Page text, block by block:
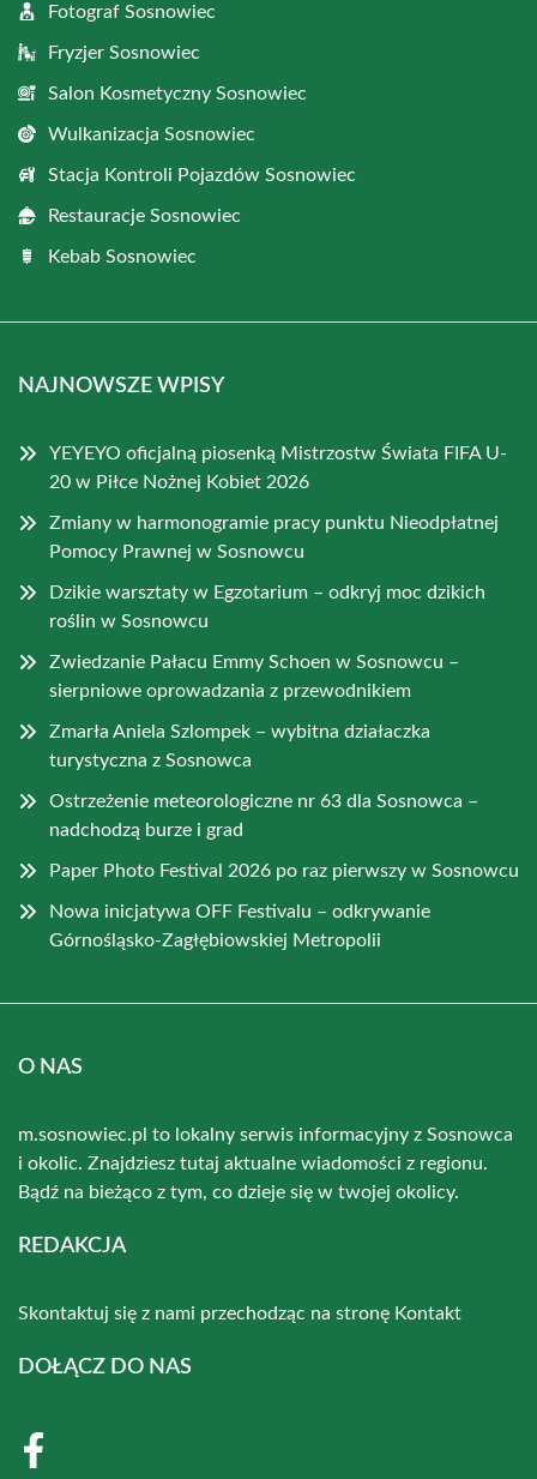
Fotograf Sosnowiec
Fryzjer Sosnowiec
Salon Kosmetyczny Sosnowiec
Wulkanizacja Sosnowiec
Stacja Kontroli Pojazdów Sosnowiec
Restauracje Sosnowiec
Kebab Sosnowiec
NAJNOWSZE WPISY
YEYEYO oficjalną piosenką Mistrzostw Świata FIFA U-
20 w Piłce Nożnej Kobiet 2026
Zmiany w harmonogramie pracy punktu Nieodpłatnej
Pomocy Prawnej w Sosnowcu
Dzikie warsztaty w Egzotarium – odkryj moc dzikich
roślin w Sosnowcu
Zwiedzanie Pałacu Emmy Schoen w Sosnowcu –
sierpniowe oprowadzania z przewodnikiem
Zmarła Aniela Szlompek – wybitna działaczka
turystyczna z Sosnowca
Ostrzeżenie meteorologiczne nr 63 dla Sosnowca –
nadchodzą burze i grad
Paper Photo Festival 2026 po raz pierwszy w Sosnowcu
Nowa inicjatywa OFF Festivalu – odkrywanie
Górnośląsko-Zagłębiowskiej Metropolii
O NAS
m.sosnowiec.pl to lokalny serwis informacyjny z Sosnowca
i okolic. Znajdziesz tutaj aktualne wiadomości z regionu.
Bądź na bieżąco z tym, co dzieje się w twojej okolicy.
REDAKCJA
Skontaktuj się z nami przechodząc na stronę Kontakt
DOŁĄCZ DO NAS